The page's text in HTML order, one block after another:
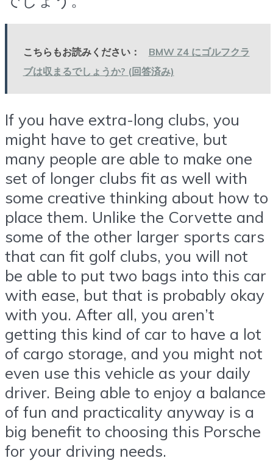
こちらもお読みください：
BMW Z4 にゴルフクラ
ブは収まるでしょうか? (回答済み)
If you have extra-long clubs, you
might have to get creative, but
many people are able to make one
set of longer clubs fit as well with
some creative thinking about how to
place them. Unlike the Corvette and
some of the other larger sports cars
that can fit golf clubs, you will not
be able to put two bags into this car
with ease, but that is probably okay
with you. After all, you aren’t
getting this kind of car to have a lot
of cargo storage, and you might not
even use this vehicle as your daily
driver. Being able to enjoy a balance
of fun and practicality anyway is a
big benefit to choosing this Porsche
for your driving needs.